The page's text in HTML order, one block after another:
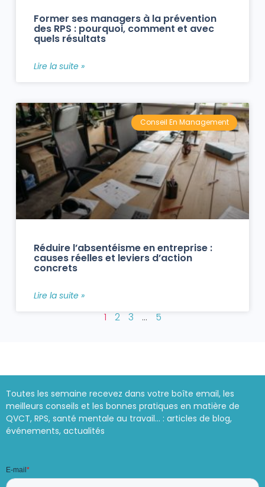
Former ses managers à la prévention
des RPS : pourquoi, comment et avec
quels résultats
Lire la suite »
Conseil En Management
Réduire l’absentéisme en entreprise :
causes réelles et leviers d’action
concrets
Lire la suite »
1 2 3 … 5
Toutes les semaine recevez dans votre boîte email, les
meilleurs conseils et les bonnes pratiques en matière de
QVCT, RPS, santé mentale au travail… : articles de blog,
événements, actualités